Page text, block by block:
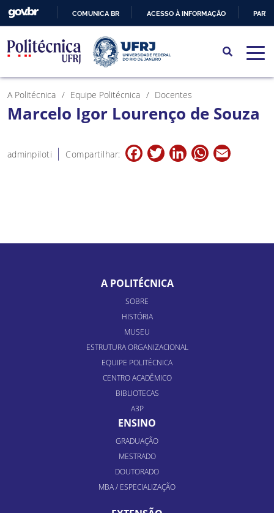
PARA
O
CONTEÚDO
COMUNICA BR ACESSO À INFORMAÇÃO
A Politécnica Equipe Politécnica Docentes
Marcelo Igor Lourenço de Souza
adminpiloti Compartilhar: Facebook
TwitterLinkedInWhatsApp
Email
A POLITÉCNICA
SOBRE
HISTÓRIA
MUSEU
ESTRUTURA ORGANIZACIONAL
EQUIPE POLITÉCNICA
CENTRO ACADÊMICO
BIBLIOTECAS
A3P
ENSINO
GRADUAÇÃO
MESTRADO
DOUTORADO
MBA / ESPECIALIZAÇÃO